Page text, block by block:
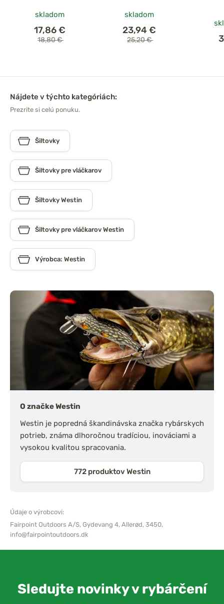
skladom
17,86 €
18,80 €
skladom
23,94 €
25,20 €
Nájdete v týchto kategóriách:
Prezrite si celú ponuku.
Šiltovky
Šiltovky pre vláčkarov
Šiltovky Westin
Šiltovky pre vláčkarov Westin
Výrobca: Westin
O značke Westin
Westin je popredná škandinávska značka rybárskych
potrieb, známa dlhoročnou tradíciou, inováciami a
vysokou kvalitou spracovania.
772 produktov Westin
Údaje o výrobcovi:
Fairpoint Outdoors A/S, Gydevang 4, Allerød, 3450,
info@fairpointoutdoors.dk
Sledujte novinky v rybárčení